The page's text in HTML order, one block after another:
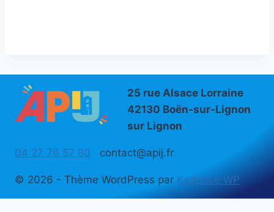
25 rue Alsace Lorraine
42130 Boën-sur-Lignon
sur Lignon
04 27 76 57 80 contact@apij.fr
© 2026 - Thème WordPress par Kadence WP